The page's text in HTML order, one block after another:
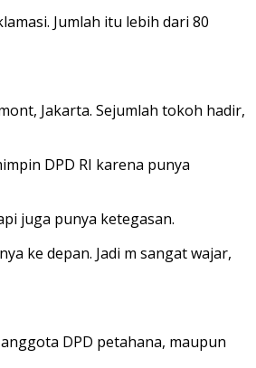
Jumlah itu lebih dari 80
Jakarta. Sejumlah tokoh hadir,
DPD RI karena punya
juga punya ketegasan.
ke depan. Jadi m sangat wajar,
DPD petahana, maupun